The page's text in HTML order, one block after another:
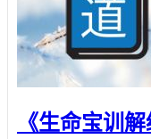
《生命宝训